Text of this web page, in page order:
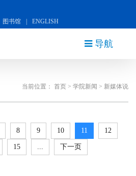
图书馆 ENGLISH
导航
当前位置： 首页 > 学院新闻 > 新媒体说
8 9 10 11 12
15 ... 下一页